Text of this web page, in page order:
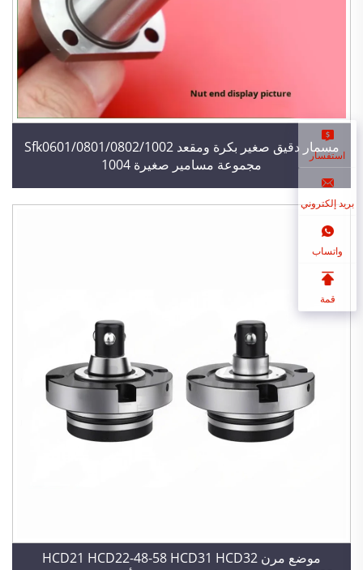
مسمار دقيق صغير بكرة ومقعد Sfk0601/0801/0802/1002
مجموعة مسامير صغيرة 1004
موضع مرن HCD21 HCD22-48-58 HCD31 HCD32
استفسار
بريد إلكتروني
واتساب
قمة